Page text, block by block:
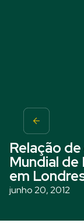
Relação
Mundial
em
junho 20, 2012